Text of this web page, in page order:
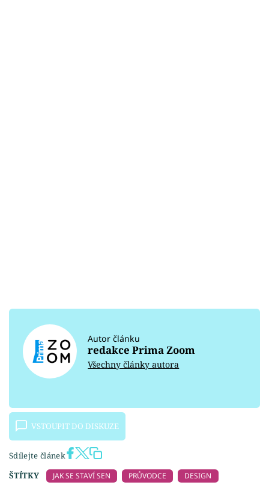
Autor článku
redakce Prima Zoom
Všechny články autora
VSTOUPIT DO DISKUZE
Sdílejte článek
ŠTÍTKY
JAK SE STAVÍ SEN PRŮVODCE
DESIGN